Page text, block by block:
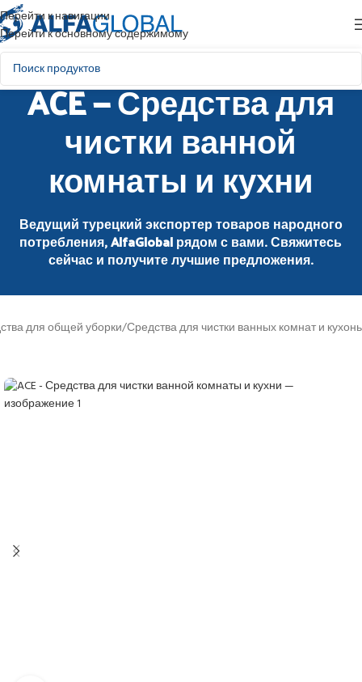
Перейти к навигации
Перейти к основному содержимому
ACE — Средства для
чистки ванной
комнаты и кухни
Ведущий турецкий экспортер товаров народного
потребления, AlfaGlobal рядом с вами. Свяжитесь
сейчас и получите лучшие предложения.
для общей уборки/Средства для чистки ванных комнат и кухонь